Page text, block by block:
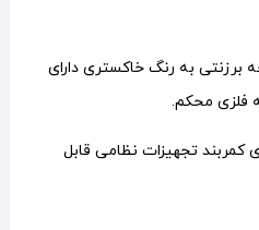
برزنتی به رنگ خاکستری دارای
فلزی محکم.
کمربند تجهیزات نظامی قابل